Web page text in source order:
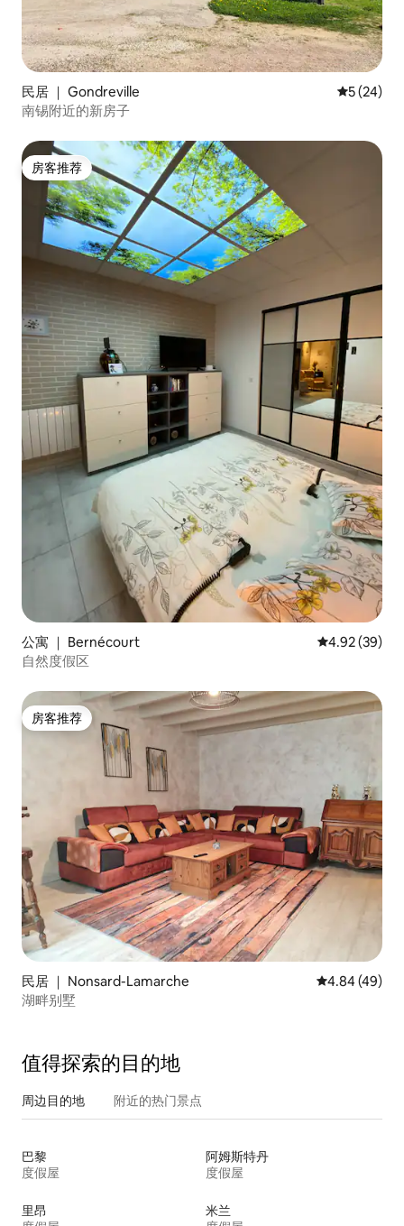
民居 ｜ Gondreville 平均评分
5 (24)
南锡附近的新房子
房客推荐
房客推荐
公寓 ｜ Bernécourt 平均评分
4.92 (39)
自然度假区
房客推荐
房客推荐
民居 ｜ Nonsard-Lamarche 平均评分
4.84 (49)
湖畔别墅
值得探索的目的地
周边目的地 附近的热门景点
巴黎
度假屋
阿姆斯特丹
度假屋
里昂
米兰